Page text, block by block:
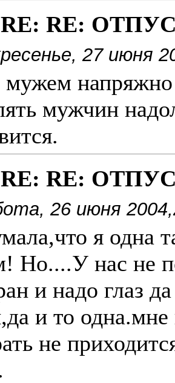
RE: RE:
27 июня
напряжно
мужчин
RE: RE:
26 июня
я одна
Но....У нас не
и надо глаз
и то одна.мне
не